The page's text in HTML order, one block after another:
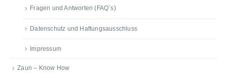
Fragen und Antworten (FAQ´s)
Datenschutz und Haftungsausschluss
Impressum
Zaun – Know How